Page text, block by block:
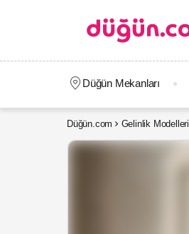
Düğün Mekanları
Düğün.com Gelinlik Modelleri